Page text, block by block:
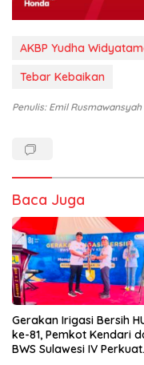
AKBP Yudha
Tebar Kebaikan
Penulis: Emil Rusmawansyah
Baca Juga
Gerakan Irigasi Bersih
ke-81, Pemkot Kendari
BWS Sulawesi IV Perkuat